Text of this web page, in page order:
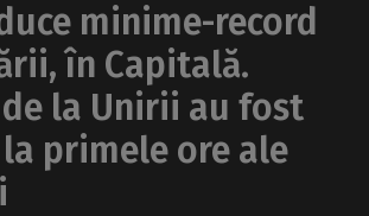
minime-record
în Capitală.
la Unirii au fost
la primele ore ale